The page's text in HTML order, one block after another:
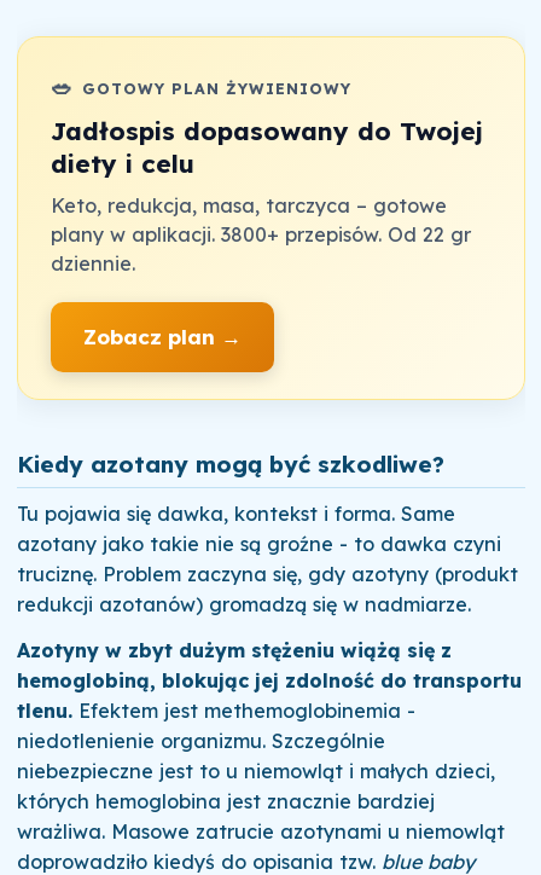
🥗 GOTOWY PLAN ŻYWIENIOWY
Jadłospis dopasowany do Twojej
diety i celu
Keto, redukcja, masa, tarczyca – gotowe
plany w aplikacji. 3800+ przepisów. Od 22 gr
dziennie.
Zobacz plan →
Kiedy azotany mogą być szkodliwe?
Tu pojawia się dawka, kontekst i forma. Same
azotany jako takie nie są groźne - to dawka czyni
truciznę. Problem zaczyna się, gdy azotyny (produkt
redukcji azotanów) gromadzą się w nadmiarze.
Azotyny w zbyt dużym stężeniu wiążą się z
hemoglobiną, blokując jej zdolność do transportu
tlenu.Efektem jest methemoglobinemia -
niedotlenienie organizmu. Szczególnie
niebezpieczne jest to u niemowląt i małych dzieci,
których hemoglobina jest znacznie bardziej
wrażliwa. Masowe zatrucie azotynami u niemowląt
doprowadziło kiedyś do opisania tzw. blue baby